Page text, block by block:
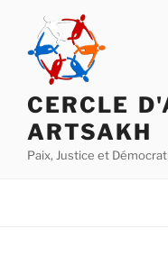
contenu
principal
CERCLE
ARTSAKH
Paix, Justice et